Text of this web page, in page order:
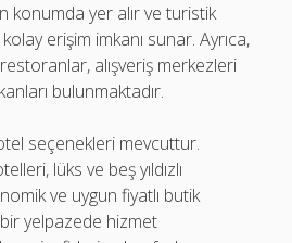
konumda yer alır ve turistik
erişim imkanı sunar. Ayrıca,
alışveriş merkezleri
bulunmaktadır.
seçenekleri mevcuttur.
lüks ve beş yıldızlı
ve uygun fiyatlı butik
yelpazede hizmet